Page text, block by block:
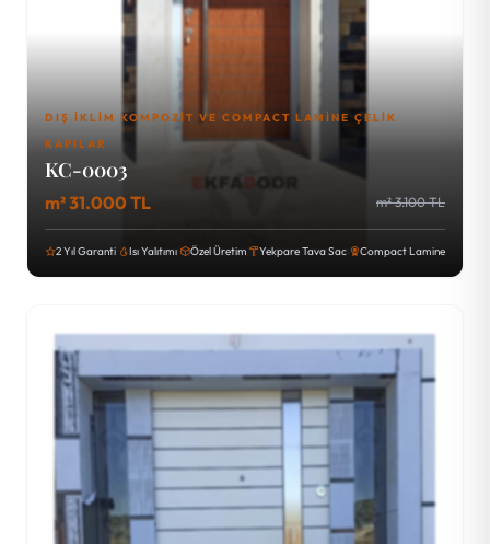
DIŞ İKLIM KOMPOZIT VE COMPACT LAMINE ÇELIK
KAPILAR
KC-0003
m² 31.000 TL m² 3.100 TL
2 Yıl Garanti Isı Yalıtımı Özel Üretim Yekpare Tava Sac Compact Lamine